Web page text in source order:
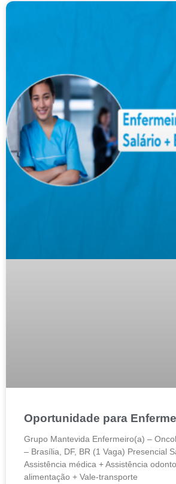
Oportunidade para
Grupo Mantevida Enfermeiro(a) –
– Brasília, DF, BR (1 Vaga) Presencial
Assistência médica + Assistência
alimentação + Vale-transporte